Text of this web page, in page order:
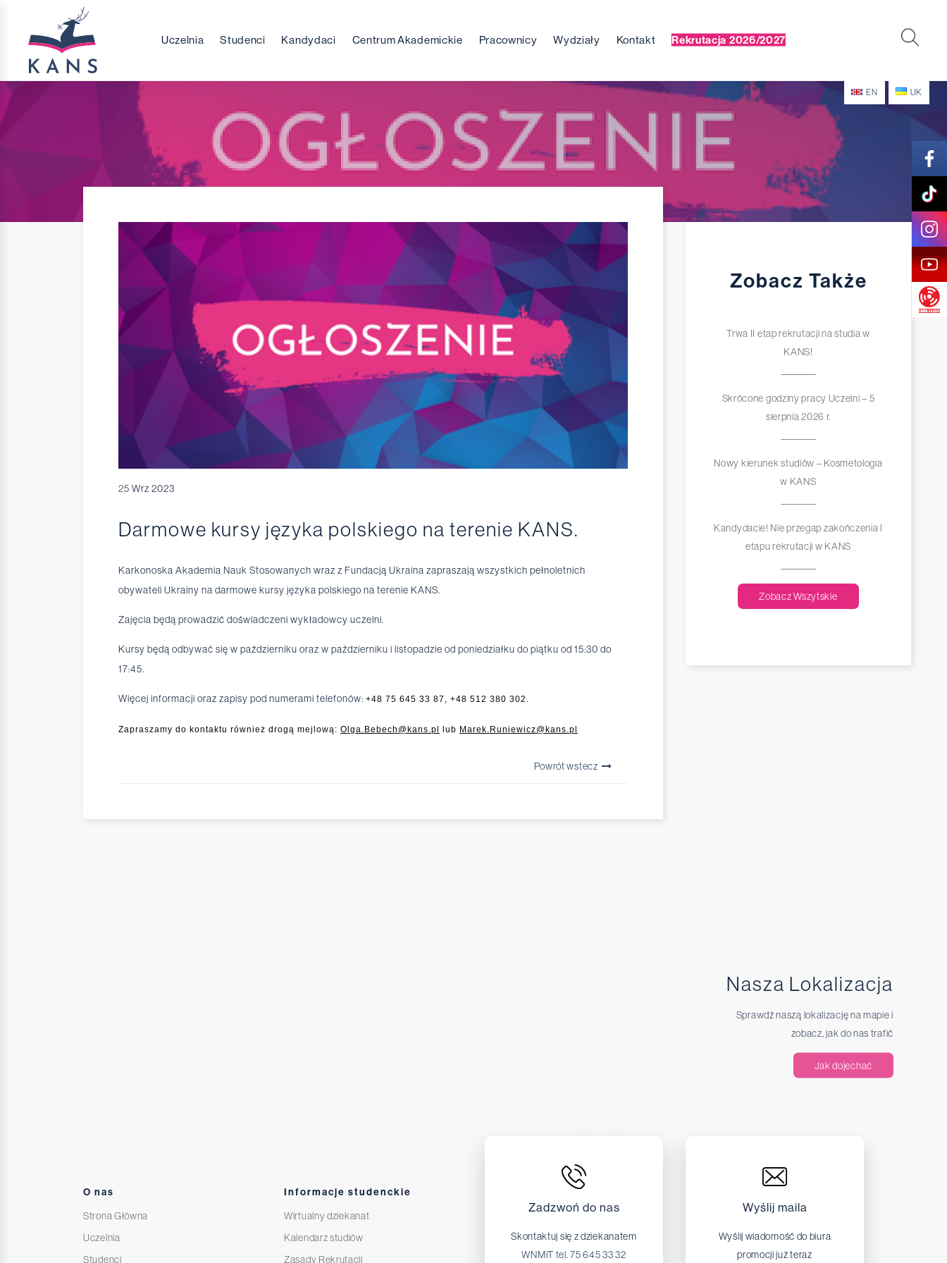
Uczelnia Studenci Kandydaci Centrum Akademickie Pracownicy Wydziały Kontakt Rekrutacja 2026/2027
EN UK
Zobacz Także
Trwa II etap rekrutacji na studia w
KANS!
Skrócone godziny pracy Uczelni – 5
sierpnia 2026 r.
Nowy kierunek studiów – Kosmetologia
w KANS
Kandydacie! Nie przegap zakończenia I
etapu rekrutacji w KANS
Zobacz Wszytskie
25 Wrz 2023
Darmowe kursy języka polskiego na terenie KANS.
Karkonoska Akademia Nauk Stosowanych wraz z Fundacją Ukraina zapraszają wszystkich pełnoletnich
obywateli Ukrainy na darmowe kursy języka polskiego na terenie KANS.
Zajęcia będą prowadzić doświadczeni wykładowcy uczelni.
Kursy będą odbywać się w październiku oraz w październiku i listopadzie od poniedziałku do piątku od 15:30 do
17:45.
Więcej informacji oraz zapisy pod numerami telefonów: +48 75 645 33 87, +48 512 380 302.
Zapraszamy do kontaktu również drogą mejlową: Olga.Bebech@kans.pl lub Marek.Runiewicz@kans.pl
Powrót wstecz
Nasza Lokalizacja
Sprawdź naszą lokalizację na mapie i
zobacz, jak do nas trafić
Jak dojechać
O nas
Strona Główna
Uczelnia
Studenci
Informacje studenckie
Wirtualny dziekanat
Kalendarz studiów
Zasady Rekrutacji
Zadzwoń do nas
Skontaktuj się z dziekanatem
WNMiT tel. 75 645 33 32
Wyślij maila
Wyślij wiadomość do biura
promocji już teraz